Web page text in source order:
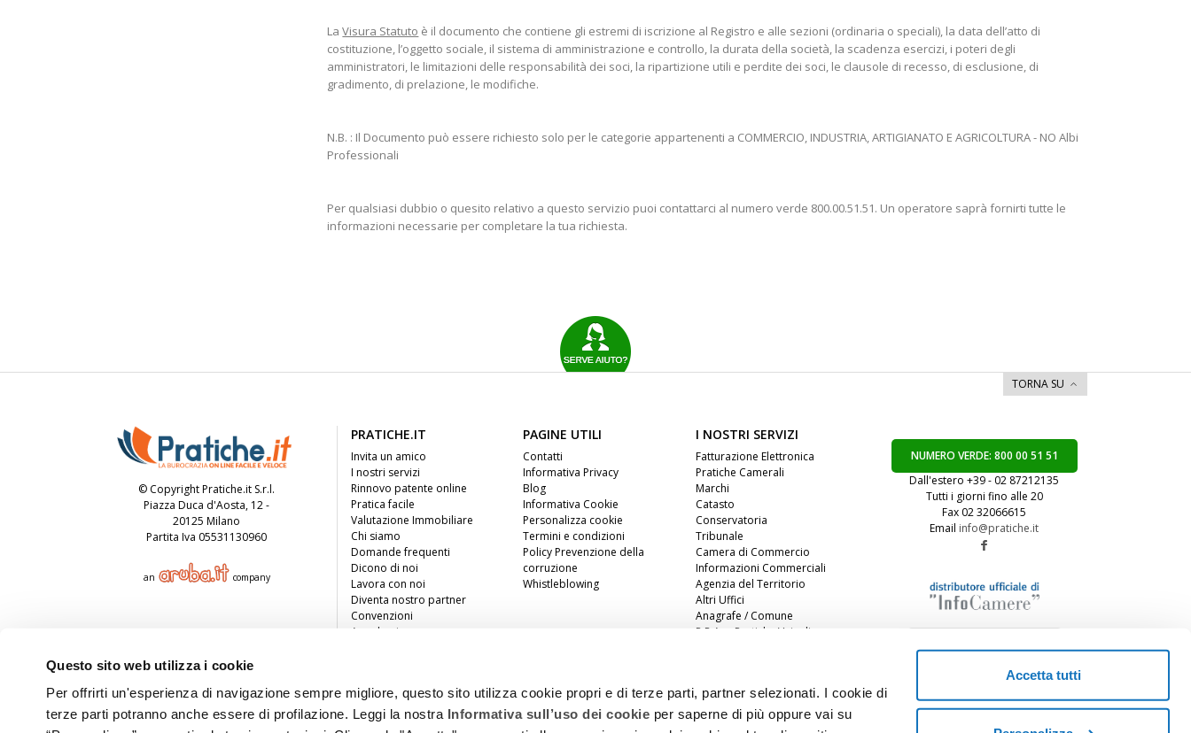
Questo sito web utilizza i cookie
Per offrirti un'esperienza di navigazione sempre migliore, questo sito utilizza cookie propri e di terze parti, partner selezionati. I cookie di
terze parti potranno anche essere di profilazione. Leggi la nostra Informativa sull’uso dei cookie per saperne di più oppure vai su
Accetta tutti
LaVisura Statuto è il documento che contiene gli estremi di iscrizione al Registro e alle sezioni (ordinaria o speciali), la data dell’atto di
costituzione, l’oggetto sociale, il sistema di amministrazione e controllo, la durata della società, la scadenza esercizi, i poteri degli
amministratori, le limitazioni delle responsabilità dei soci, la ripartizione utili e perdite dei soci, le clausole di recesso, di esclusione, di
gradimento, di prelazione, le modifiche.
N.B. : Il Documento può essere richiesto solo per le categorie appartenenti a COMMERCIO, INDUSTRIA, ARTIGIANATO E AGRICOLTURA - NO Albi
Professionali
Per qualsiasi dubbio o quesito relativo a questo servizio puoi contattarci al numero verde 800.00.51.51. Un operatore saprà fornirti tutte le
informazioni necessarie per completare la tua richiesta.
TORNA SU
© Copyright Pratiche.it S.r.l.
Piazza Duca d'Aosta, 12 -
20125 Milano
Partita Iva 05531130960
an company
PRATICHE.IT
Invita un amico
I nostri servizi
Rinnovo patente online
Pratica facile
Valutazione Immobiliare
Chi siamo
Domande frequenti
Dicono di noi
Lavora con noi
Diventa nostro partner
Convenzioni
Area business
PAGINE UTILI
Contatti
Informativa Privacy
Blog
Informativa Cookie
Personalizza cookie
Termini e condizioni
Policy Prevenzione della
corruzione
Whistleblowing
I NOSTRI SERVIZI
Fatturazione Elettronica
Pratiche Camerali
Marchi
Catasto
Conservatoria
Tribunale
Camera di Commercio
Informazioni Commerciali
Agenzia del Territorio
Altri Uffici
Anagrafe / Comune
P.R.A. e Pratiche Veicoli
NUMERO VERDE: 800 00 51 51
Dall'estero +39 - 02 87212135
Tutti i giorni fino alle 20
Fax 02 32066615
Email info@pratiche.it